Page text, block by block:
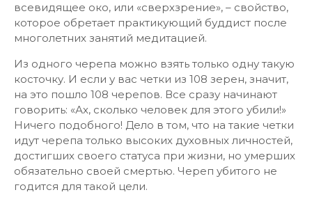
всевидящее око, или «сверхзрение», – свойство,
которое обретает практикующий буддист после
многолетних занятий медитацией.
Из одного черепа можно взять только одну такую
косточку. И если у вас четки из 108 зерен, значит,
на это пошло 108 черепов. Все сразу начинают
говорить: «Ах, сколько человек для этого убили!»
Ничего подобного! Дело в том, что на такие четки
идут черепа только высоких духовных личностей,
достигших своего статуса при жизни, но умерших
обязательно своей смертью. Череп убитого не
годится для такой цели.